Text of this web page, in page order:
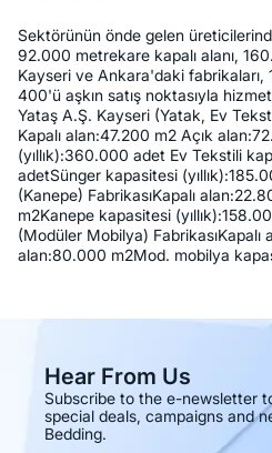
Sektörünün önde gelen
92.000 metrekare kapalı alanı,
Kayseri ve Ankara'daki fabrikaları,
400'ü aşkın satış noktasıyla
Yataş A.Ş. Kayseri (Yatak, Ev
Kapalı alan:47.200 m2 Açık
(yıllık):360.000 adet Ev Tekstili
adetSünger kapasitesi
(Kanepe) FabrikasıKapalı
m2Kanepe kapasitesi
(Modüler Mobilya) FabrikasıKapalı
alan:80.000 m2Mod. mobilya
Hear From Us
Subscribe to the e-newsletter
special deals, campaigns and
Bedding.